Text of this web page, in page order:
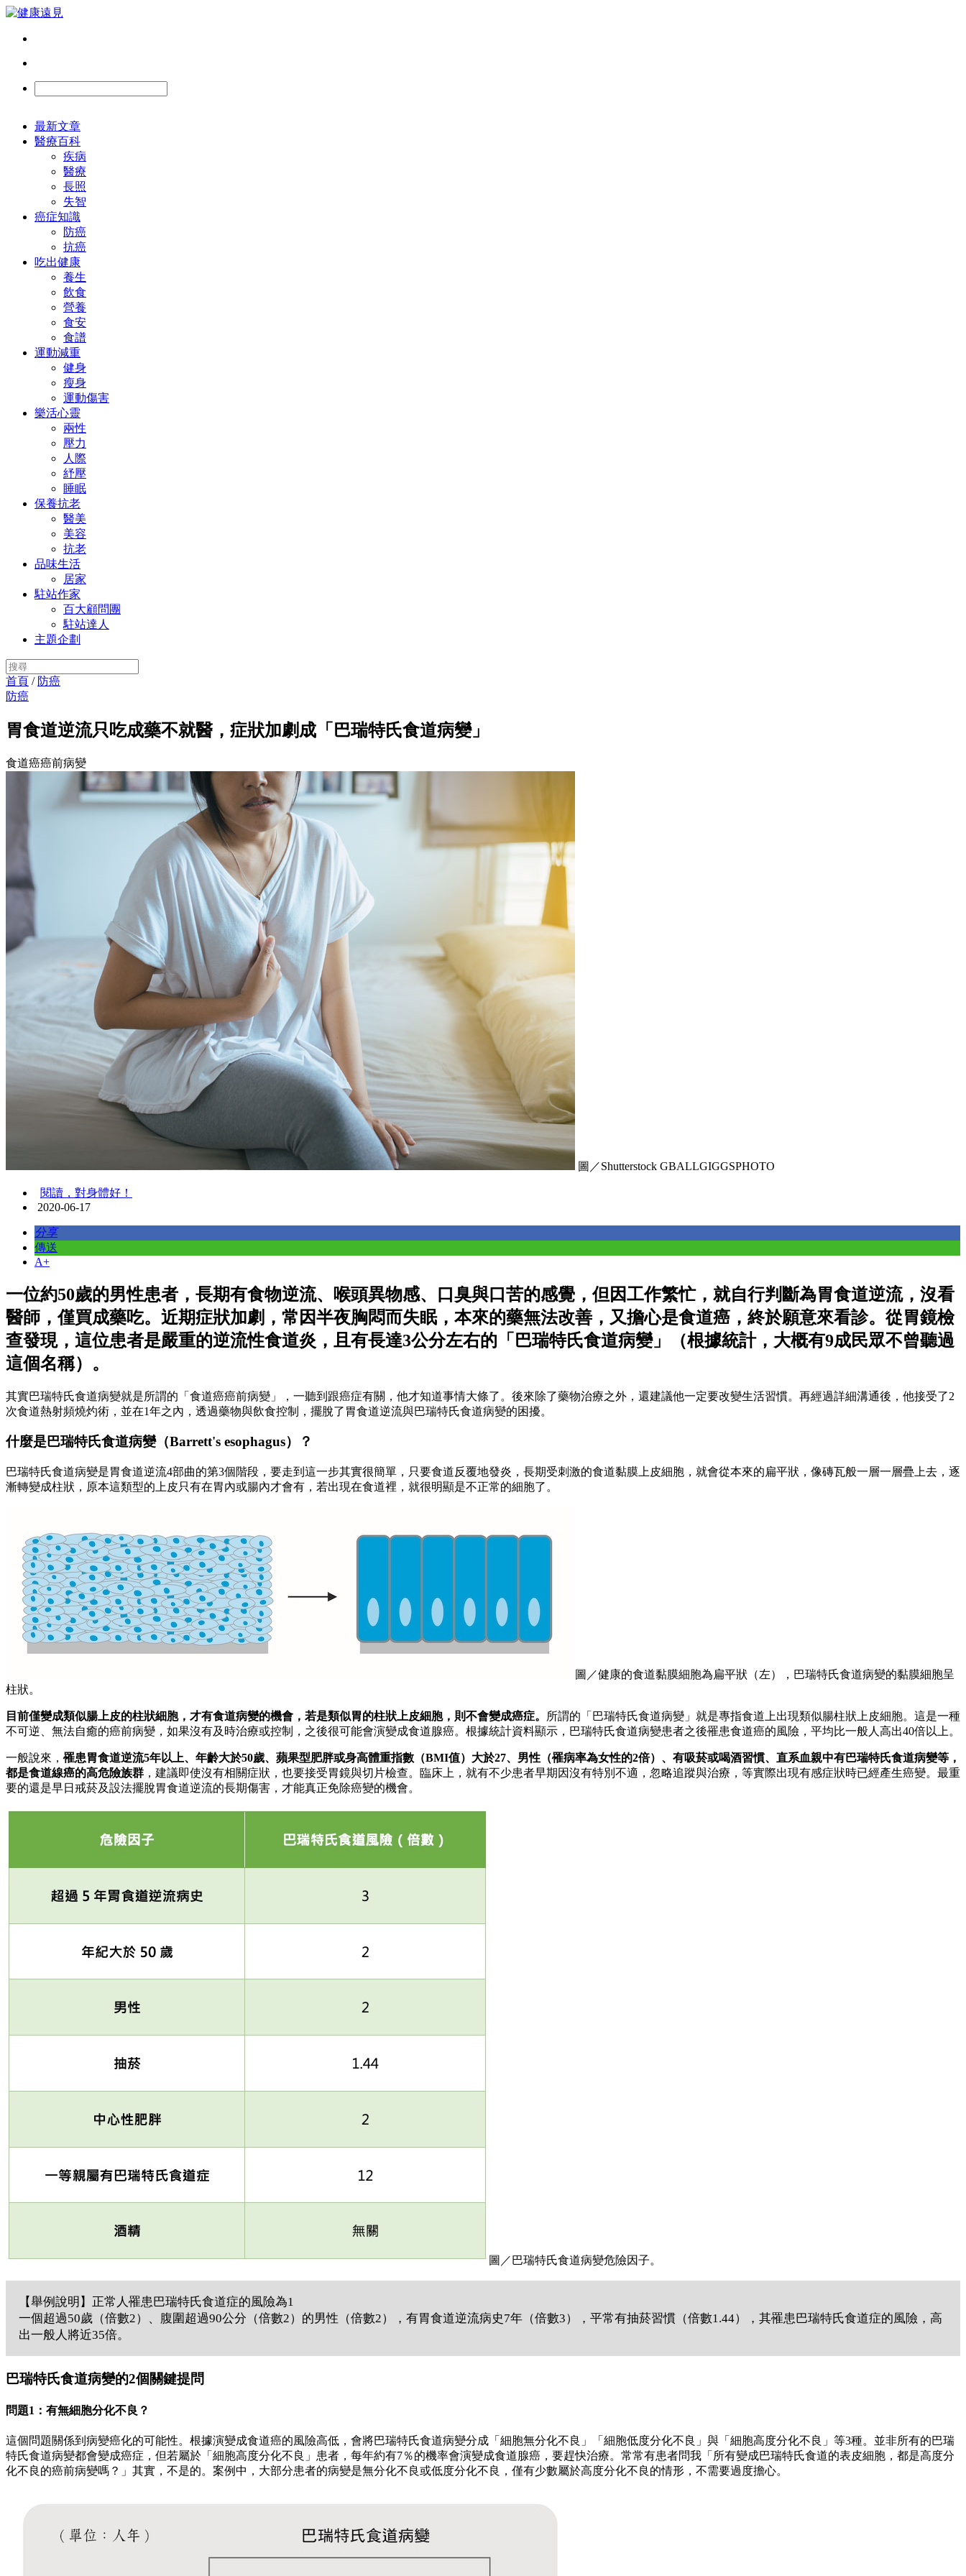
最新文章
醫療百科
疾病
醫療
長照
失智
癌症知識
防癌
抗癌
吃出健康
養生
飲食
營養
食安
食譜
運動減重
健身
瘦身
運動傷害
樂活心靈
兩性
壓力
人際
紓壓
睡眠
保養抗老
醫美
美容
抗老
品味生活
居家
駐站作家
百大顧問團
駐站達人
主題企劃
首頁 / 防癌
防癌
胃食道逆流只吃成藥不就醫，症狀加劇成「巴瑞特氏食道病變」
食道癌癌前病變
圖／Shutterstock GBALLGIGGSPHOTO
閱讀，對身體好！
2020-06-17
分享
傳送
A+
一位約50歲的男性患者，長期有食物逆流、喉頭異物感、口臭與口苦的感覺，但因工作繁忙，就自行判斷為胃食道逆流，沒看
醫師，僅買成藥吃。近期症狀加劇，常因半夜胸悶而失眠，本來的藥無法改善，又擔心是食道癌，終於願意來看診。從胃鏡檢
查發現，這位患者是嚴重的逆流性食道炎，且有長達3公分左右的「巴瑞特氏食道病變」（根據統計，大概有9成民眾不曾聽過
這個名稱）。
其實巴瑞特氏食道病變就是所謂的「食道癌癌前病變」，一聽到跟癌症有關，他才知道事情大條了。後來除了藥物治療之外，還建議他一定要改變生活習慣。再經過詳細溝通後，他接受了2
次食道熱射頻燒灼術，並在1年之內，透過藥物與飲食控制，擺脫了胃食道逆流與巴瑞特氏食道病變的困擾。
什麼是巴瑞特氏食道病變（Barrett's esophagus）？
巴瑞特氏食道病變是胃食道逆流4部曲的第3個階段，要走到這一步其實很簡單，只要食道反覆地發炎，長期受刺激的食道黏膜上皮細胞，就會從本來的扁平狀，像磚瓦般一層一層疊上去，逐
漸轉變成柱狀，原本這類型的上皮只有在胃內或腸內才會有，若出現在食道裡，就很明顯是不正常的細胞了。
圖／健康的食道黏膜細胞為扁平狀（左），巴瑞特氏食道病變的黏膜細胞呈
柱狀。
目前僅變成類似腸上皮的柱狀細胞，才有食道病變的機會，若是類似胃的柱狀上皮細胞，則不會變成癌症。
所謂的「巴瑞特氏食道病變」就是專指食道上出現類似腸柱狀上皮細胞。這是一種
不可逆、無法自癒的癌前病變，如果沒有及時治療或控制，之後很可能會演變成食道腺癌。根據統計資料顯示，巴瑞特氏食道病變患者之後罹患食道癌的風險，平均比一般人高出40倍以上。
一般說來，罹患胃食道逆流5年以上、年齡大於50歲、蘋果型肥胖或身高體重指數（BMI值）大於27、男性（罹病率為女性的2倍）、有吸菸或喝酒習慣、直系血親中有巴瑞特氏食道病變等，
都是食道線癌的高危險族群 ，建議即使沒有相關症狀，也要接受胃鏡與切片檢查。臨床上，就有不少患者早期因沒有特別不適，忽略追蹤與治療，等實際出現有感症狀時已經產生癌變。最重
要的還是早日戒菸及設法擺脫胃食道逆流的長期傷害，才能真正免除癌變的機會。
圖／巴瑞特氏食道病變危險因子。
【舉例說明】正常人罹患巴瑞特氏食道症的風險為1
一個超過50歲（倍數2）、腹圍超過90公分（倍數2）的男性（倍數2），有胃食道逆流病史7年（倍數3），平常有抽菸習慣（倍數1.44），其罹患巴瑞特氏食道症的風險，高
出一般人將近35倍。
巴瑞特氏食道病變的2個關鍵提問
問題1：有無細胞分化不良？
這個問題關係到病變癌化的可能性。根據演變成食道癌的風險高低，會將巴瑞特氏食道病變分成「細胞無分化不良」「細胞低度分化不良」與「細胞高度分化不良」等3種。並非所有的巴瑞
特氏食道病變都會變成癌症，但若屬於「細胞高度分化不良」患者，每年約有7％的機率會演變成食道腺癌，要趕快治療。常常有患者問我「所有變成巴瑞特氏食道的表皮細胞，都是高度分
化不良的癌前病變嗎？」其實，不是的。案例中，大部分患者的病變是無分化不良或低度分化不良，僅有少數屬於高度分化不良的情形，不需要過度擔心。